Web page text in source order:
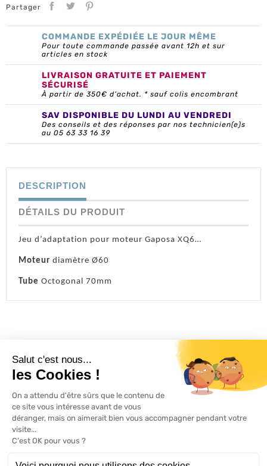
Partager
COMMANDE EXPÉDIÉE LE JOUR MÊME
Pour toute commande passée avant 12h et sur
articles en stock
LIVRAISON GRATUITE ET PAIEMENT
SÉCURISÉ
À partir de 350€ d’achat. * sauf colis encombrant
SAV DISPONIBLE DU LUNDI AU VENDREDI
Des conseils et des réponses par nos technicien(e)s
au 05 63 33 16 39
DESCRIPTION
DÉTAILS DU PRODUIT
Jeu d’adaptation pour moteur Gaposa XQ6…
Moteur diamètre Ø60
Tube Octogonal 70mm

SERVICES
INFORMATIONS